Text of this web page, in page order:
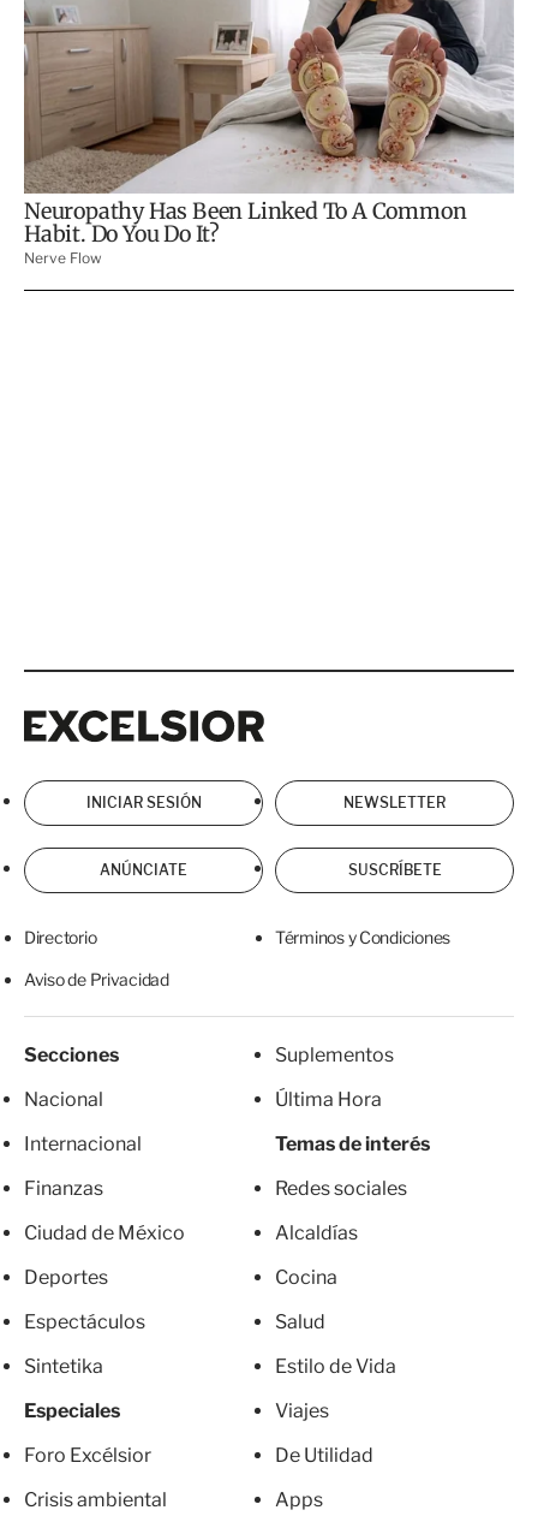
INICIAR SESIÓN NEWSLETTER
ANÚNCIATE SUSCRÍBETE
Directorio Términos y Condiciones
Aviso de Privacidad
Secciones
Nacional
Internacional
Finanzas
Ciudad de México
Deportes
Espectáculos
Sintetika
Especiales
Foro Excélsior
Crisis ambiental
Suplementos
Última Hora
Temas de interés
Redes sociales
Alcaldías
Cocina
Salud
Estilo de Vida
Viajes
De Utilidad
Apps